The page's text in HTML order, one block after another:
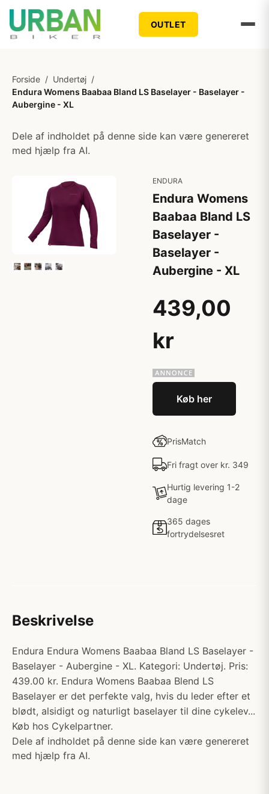
OUTLET
Forside / Undertøj /
Endura Womens Baabaa Bland LS Baselayer - Baselayer -
Aubergine - XL
Dele af indholdet på denne side kan være genereret
med hjælp fra AI.
ENDURA
Endura Womens
Baabaa Bland LS
Baselayer -
Baselayer -
Aubergine - XL
439,00
kr
Køb her
PrisMatch
Fri fragt over kr. 349
Hurtig levering 1-2
dage
365 dages
fortrydelsesret
Beskrivelse
Endura Endura Womens Baabaa Bland LS Baselayer -
Baselayer - Aubergine - XL. Kategori: Undertøj. Pris:
439.00 kr. Endura Womens Baabaa Blend LS
Baselayer er det perfekte valg, hvis du leder efter et
blødt, alsidigt og naturligt baselayer til dine cykelev...
Køb hos Cykelpartner.
Dele af indholdet på denne side kan være genereret
med hjælp fra AI.